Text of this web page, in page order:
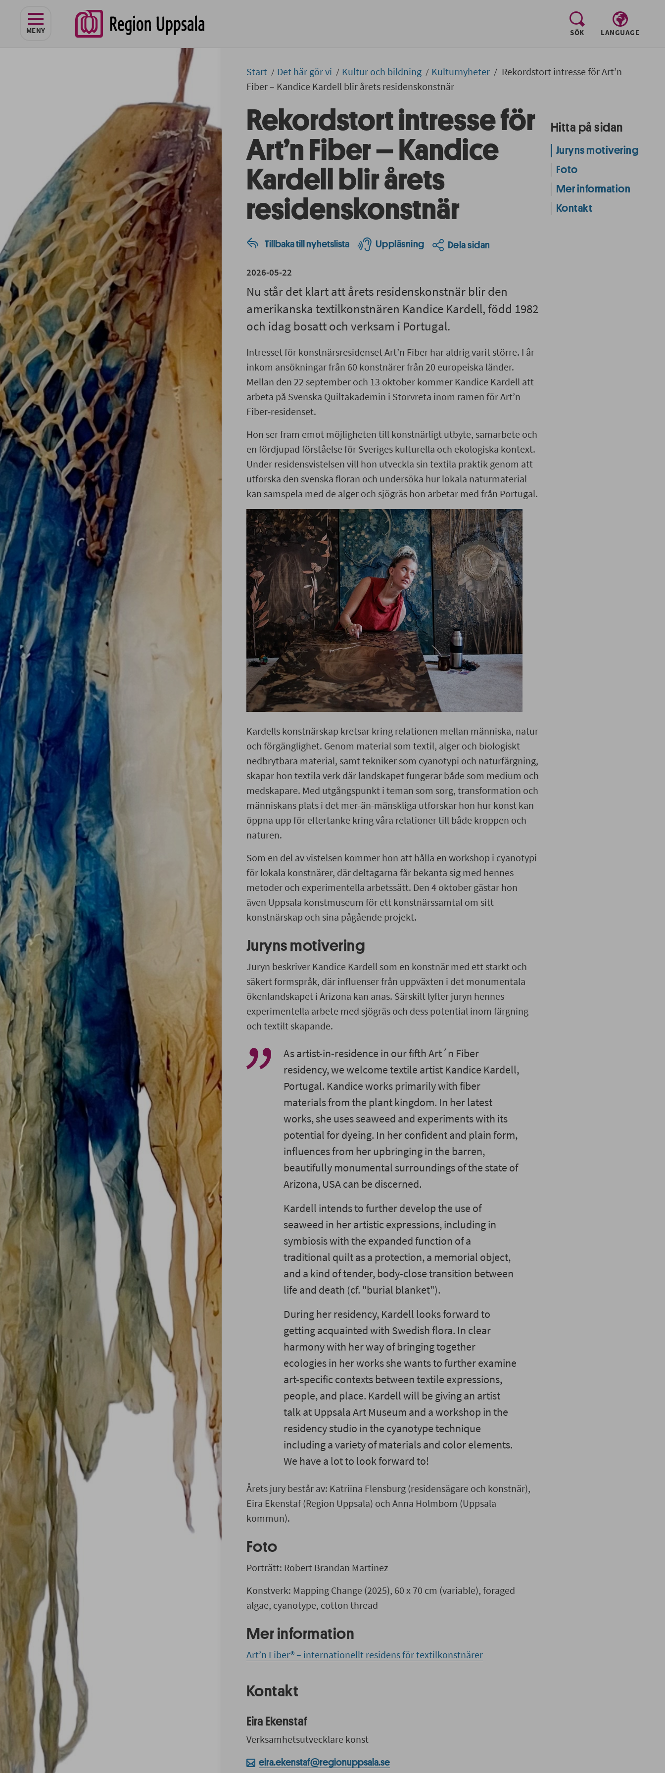
MENY
navigeringen
SÖK
, visa sökfältet
LANGUAGE
Start Det här gör vi Kultur och bildning Kulturnyheter
Rekordstort intresse för Art’n
Fiber – Kandice Kardell blir årets residenskonstnär
Rekordstort intresse för
Art’n Fiber – Kandice
Kardell blir årets
residenskonstnär
Tillbaka till nyhetslista Uppläsning Dela sidan
2026-05-22
Nu står det klart att årets residenskonstnär blir den
amerikanska textilkonstnären Kandice Kardell, född 1982
och idag bosatt och verksam i Portugal.
Intresset för konstnärsresidenset Art’n Fiber har aldrig varit större. I år
inkom ansökningar från 60 konstnärer från 20 europeiska länder.
Mellan den 22 september och 13 oktober kommer Kandice Kardell att
arbeta på Svenska Quiltakademin i Storvreta inom ramen för Art’n
Fiber-residenset.
Hon ser fram emot möjligheten till konstnärligt utbyte, samarbete och
en fördjupad förståelse för Sveriges kulturella och ekologiska kontext.
Under residensvistelsen vill hon utveckla sin textila praktik genom att
utforska den svenska floran och undersöka hur lokala naturmaterial
kan samspela med de alger och sjögräs hon arbetar med från Portugal.
Kardells konstnärskap kretsar kring relationen mellan människa, natur
och förgänglighet. Genom material som textil, alger och biologiskt
nedbrytbara material, samt tekniker som cyanotypi och naturfärgning,
skapar hon textila verk där landskapet fungerar både som medium och
medskapare. Med utgångspunkt i teman som sorg, transformation och
människans plats i det mer-än-mänskliga utforskar hon hur konst kan
öppna upp för eftertanke kring våra relationer till både kroppen och
naturen.
Som en del av vistelsen kommer hon att hålla en workshop i cyanotypi
för lokala konstnärer, där deltagarna får bekanta sig med hennes
metoder och experimentella arbetssätt. Den 4 oktober gästar hon
även Uppsala konstmuseum för ett konstnärssamtal om sitt
konstnärskap och sina pågående projekt.
Juryns motivering
Juryn beskriver Kandice Kardell som en konstnär med ett starkt och
säkert formspråk, där influenser från uppväxten i det monumentala
ökenlandskapet i Arizona kan anas. Särskilt lyfter juryn hennes
experimentella arbete med sjögräs och dess potential inom färgning
och textilt skapande.
As artist-in-residence in our fifth Art´n Fiber
residency, we welcome textile artist Kandice Kardell,
Portugal. Kandice works primarily with fiber
materials from the plant kingdom. In her latest
works, she uses seaweed and experiments with its
potential for dyeing. In her confident and plain form,
influences from her upbringing in the barren,
beautifully monumental surroundings of the state of
Arizona, USA can be discerned.
Kardell intends to further develop the use of
seaweed in her artistic expressions, including in
symbiosis with the expanded function of a
traditional quilt as a protection, a memorial object,
and a kind of tender, body-close transition between
life and death (cf. "burial blanket").
During her residency, Kardell looks forward to
getting acquainted with Swedish flora. In clear
harmony with her way of bringing together
ecologies in her works she wants to further examine
art-specific contexts between textile expressions,
people, and place. Kardell will be giving an artist
talk at Uppsala Art Museum and a workshop in the
residency studio in the cyanotype technique
including a variety of materials and color elements.
We have a lot to look forward to!
Årets jury består av: Katriina Flensburg (residensägare och konstnär),
Eira Ekenstaf (Region Uppsala) och Anna Holmbom (Uppsala
kommun).
Foto
Porträtt: Robert Brandan Martinez
Konstverk: Mapping Change (2025), 60 x 70 cm (variable), foraged
algae, cyanotype, cotton thread
Mer information
Art’n Fiber® – internationellt residens för textilkonstnärer
Kontakt
Eira Ekenstaf
Verksamhetsutvecklare konst
eira.ekenstaf@regionuppsala.se
Hitta på sidan
Juryns motivering
Foto
Mer information
Kontakt